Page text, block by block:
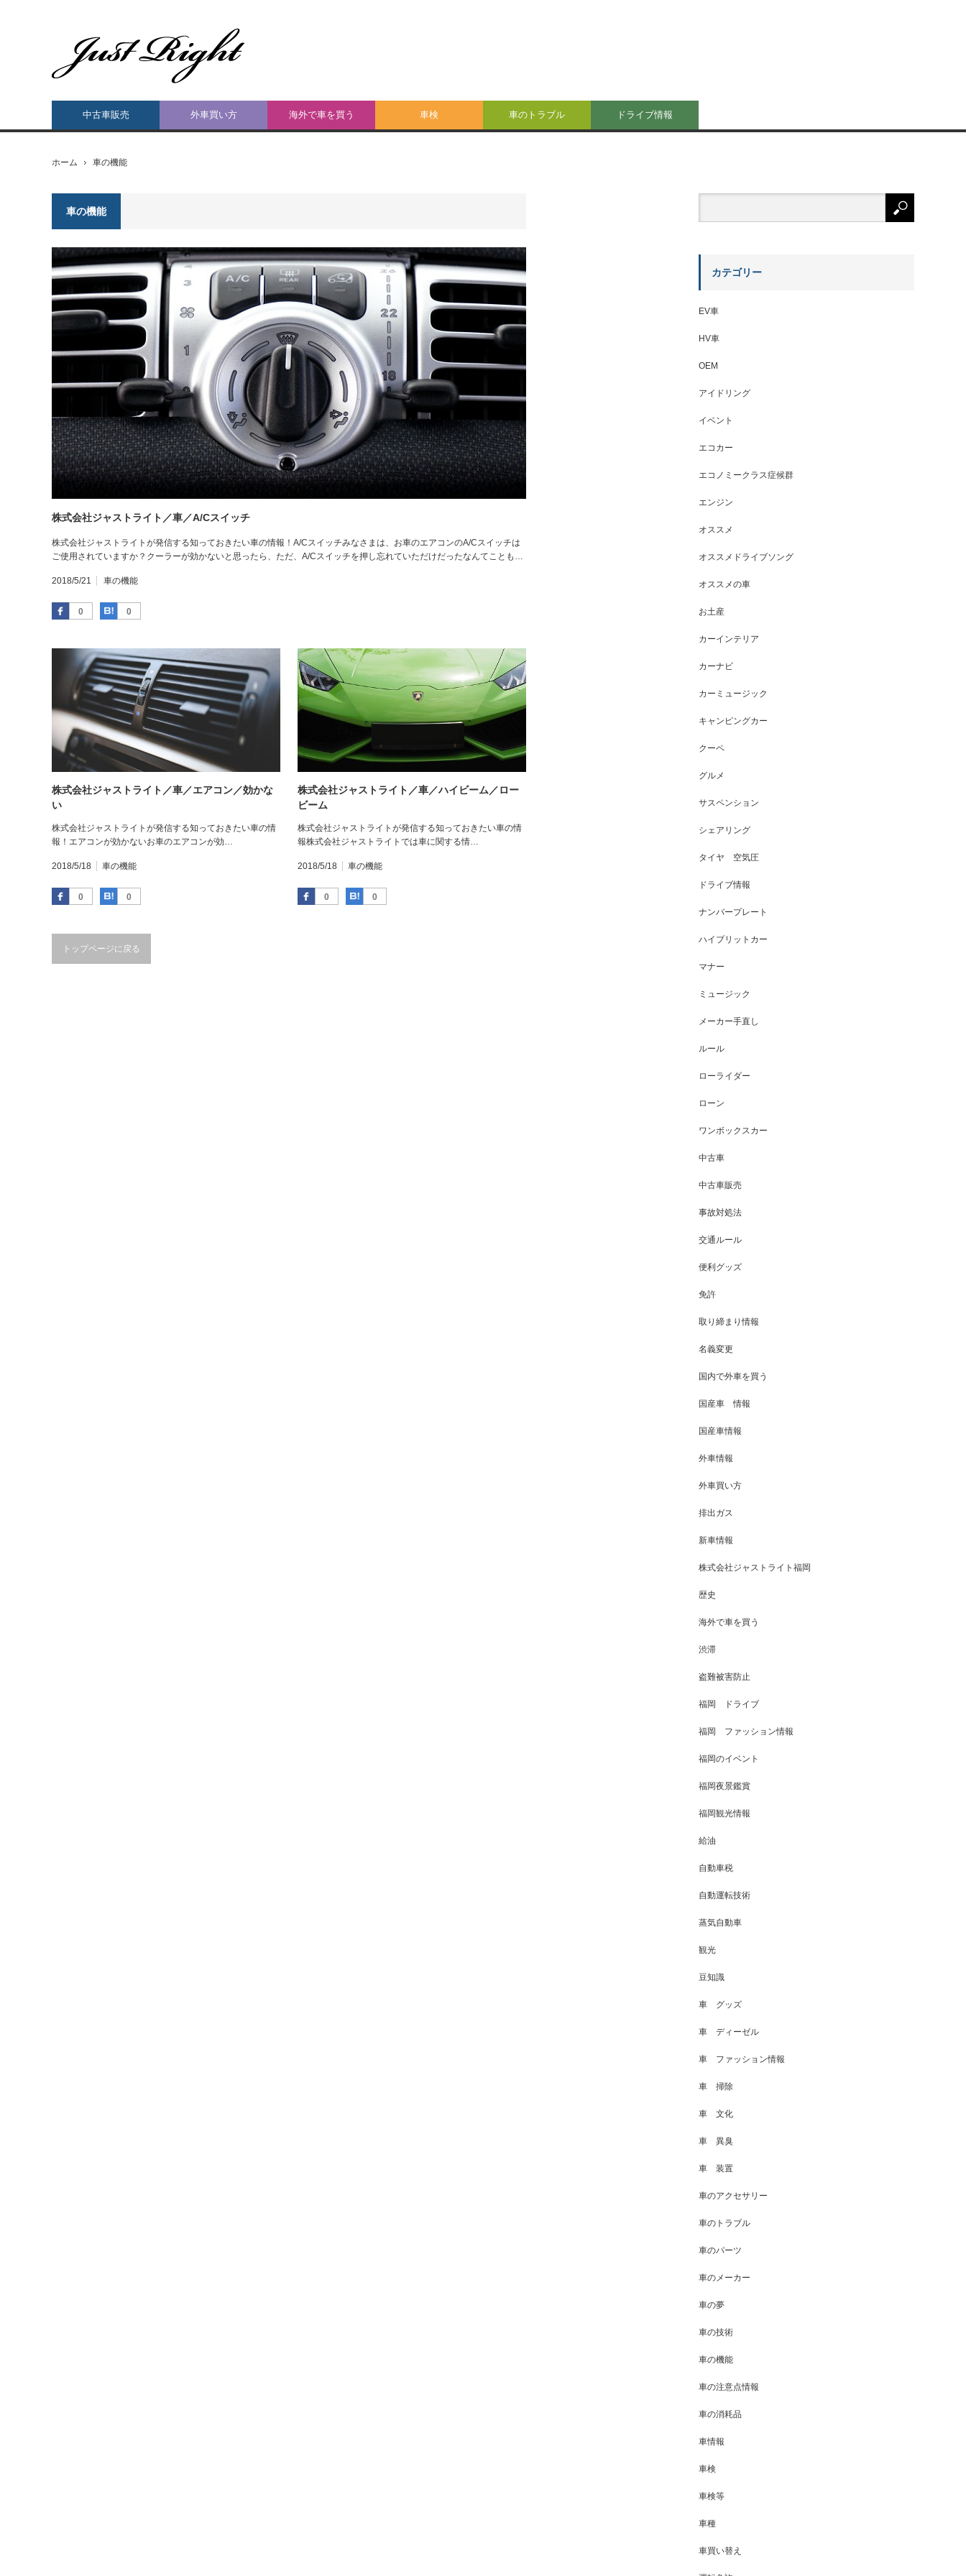
中古車販売 外車買い方 海外で車を買う 車検 車のトラブル ドライブ情報
ホーム 車の機能
車の機能
株式会社ジャストライト／車／A/Cスイッチ
株式会社ジャストライトが発信する知っておきたい車の情報！A/Cスイッチみなさまは、お車のエアコンのA/Cスイッチは
ご使用されていますか？クーラーが効かないと思ったら、ただ、A/Cスイッチを押し忘れていただけだったなんてことも…
2018/5/21 車の機能
0
Facebook 0
はてなブックマーク
株式会社ジャストライト／車／エアコン／効かな
い
株式会社ジャストライトが発信する知っておきたい車の情
報！エアコンが効かないお車のエアコンが効…
2018/5/18 車の機能
0
Facebook 0
はてなブックマーク
株式会社ジャストライト／車／ハイビーム／ロー
ビーム
株式会社ジャストライトが発信する知っておきたい車の情
報株式会社ジャストライトでは車に関する情…
2018/5/18 車の機能
0
Facebook 0
はてなブックマーク
トップページに戻る
カテゴリー
EV車
HV車
OEM
アイドリング
イベント
エコカー
エコノミークラス症候群
エンジン
オススメ
オススメドライブソング
オススメの車
お土産
カーインテリア
カーナビ
カーミュージック
キャンピングカー
クーペ
グルメ
サスペンション
シェアリング
タイヤ 空気圧
ドライブ情報
ナンバープレート
ハイブリットカー
マナー
ミュージック
メーカー手直し
ルール
ローライダー
ローン
ワンボックスカー
中古車
中古車販売
事故対処法
交通ルール
便利グッズ
免許
取り締まり情報
名義変更
国内で外車を買う
国産車 情報
国産車情報
外車情報
外車買い方
排出ガス
新車情報
株式会社ジャストライト福岡
歴史
海外で車を買う
渋滞
盗難被害防止
福岡 ドライブ
福岡 ファッション情報
福岡のイベント
福岡夜景鑑賞
福岡観光情報
給油
自動車税
自動運転技術
蒸気自動車
観光
豆知識
車 グッズ
車 ディーゼル
車 ファッション情報
車 掃除
車 文化
車 異臭
車 装置
車のアクセサリー
車のトラブル
車のパーツ
車のメーカー
車の夢
車の技術
車の機能
車の注意点情報
車の消耗品
車情報
車検
車検等
車種
車買い替え